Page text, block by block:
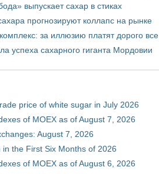
выпускает сахар в стиках
прогнозируют коллапс на рынке
за иллюзию платят дорого все
успеха сахарного гиганта Мордовии
price of white sugar in July 2026
of MOEX as of August 7, 2026
August 7, 2026
the First Six Months of 2026
of MOEX as of August 6, 2026